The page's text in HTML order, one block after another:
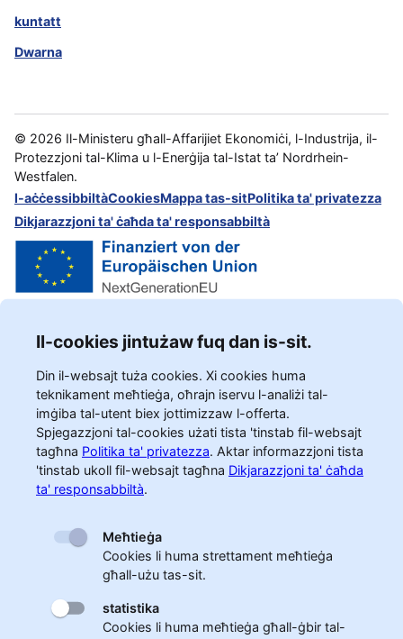
kuntatt
Dwarna
© 2026 Il-Ministeru għall-Affarijiet Ekonomiċi, l-Industrija, il-
Protezzjoni tal-Klima u l-Enerġija tal-Istat ta’ Nordrhein-
Westfalen.
l-aċċessibbiltàCookiesMappa tas-sitPolitika ta' privatezza
Dikjarazzjoni ta' ċaħda ta' responsabbiltà
Il-cookies jintużaw fuq dan is-sit.
Din il-websajt tuża cookies. Xi cookies huma
teknikament meħtieġa, oħrajn iservu l-analiżi tal-
imġiba tal-utent biex jottimizzaw l-offerta.
Spjegazzjoni tal-cookies użati tista 'tinstab fil-websajt
tagħna Politika ta' privatezza. Aktar informazzjoni tista
'tinstab ukoll fil-websajt tagħna Dikjarazzjoni ta' ċaħda
ta' responsabbiltà.
Meħtieġa
Cookies li huma strettament meħtieġa
għall-użu tas-sit.
statistika
Cookies li huma meħtieġa għall-ġbir tal-